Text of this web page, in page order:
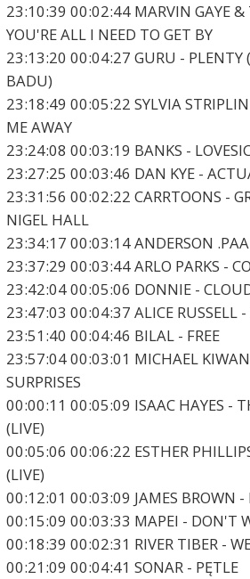
23:10:39 00:02:44 MARVIN GAYE &
YOU'RE ALL I NEED TO GET BY
23:13:20 00:04:27 GURU - PLENTY
BADU)
23:18:49 00:05:22 SYLVIA
ME AWAY
23:24:08 00:03:19 BANKS -
23:27:25 00:03:46 DAN KYE -
23:31:56 00:02:22 CARRTOONS -
NIGEL HALL
23:34:17 00:03:14 ANDERSON
23:37:29 00:03:44 ARLO PARKS -
23:42:04 00:05:06 DONNIE -
23:47:03 00:04:37 ALICE RUSSELL
23:51:40 00:04:46 BILAL - FREE
23:57:04 00:03:01 MICHAEL
SURPRISES
00:00:11 00:05:09 ISAAC HAYES -
(LIVE)
00:05:06 00:06:22 ESTHER
(LIVE)
00:12:01 00:03:09 JAMES BROWN -
00:15:09 00:03:33 MAPEI - DON'T
00:18:39 00:02:31 RIVER TIBER -
00:21:09 00:04:41 SONAR - PĘTLE